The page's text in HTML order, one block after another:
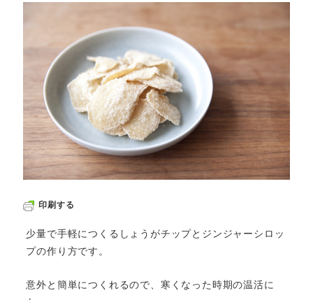
印刷する
少量で手軽につくるしょうがチップとジンジャーシロッ
プの作り方です。
意外と簡単につくれるので、寒くなった時期の温活に